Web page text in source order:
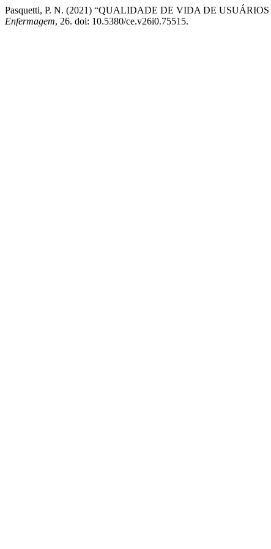
Pasquetti, P. N. (2021) “QUALIDADE DE VIDA DE
Enfermagem, 26. doi: 10.5380/ce.v26i0.75515.